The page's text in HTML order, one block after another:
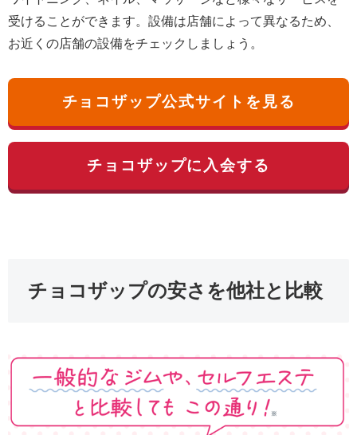
受けることができます。設備は店舗によって異なるため、
お近くの店舗の設備をチェックしましょう。
チョコザップ公式サイトを見る
チョコザップに入会する
チョコザップの安さを他社と比較